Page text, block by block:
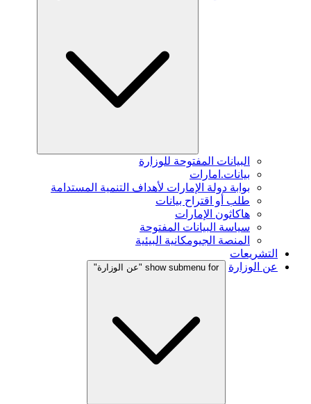
البيانات المفتوحة للوزارة
بيانات.امارات
بوابة دولة الإمارات لأهداف التنمية المستدامة
طلب أو اقتراح بيانات
هاكاثون الإمارات
سياسة البيانات المفتوحة
المنصة الجيومكانية البيئية
التشريعات
عن الوزارة
show submenu for "عن الوزارة"